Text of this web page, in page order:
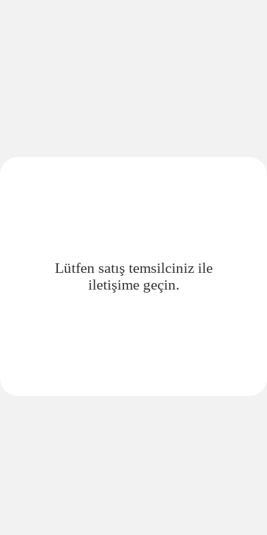
Lütfen satış temsilciniz ile
iletişime geçin.